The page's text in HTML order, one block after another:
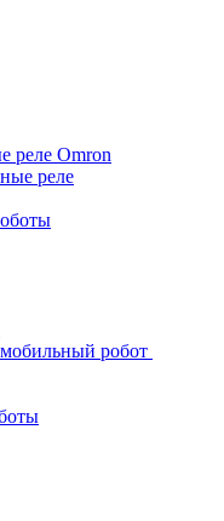
реле Omron
реле
робот